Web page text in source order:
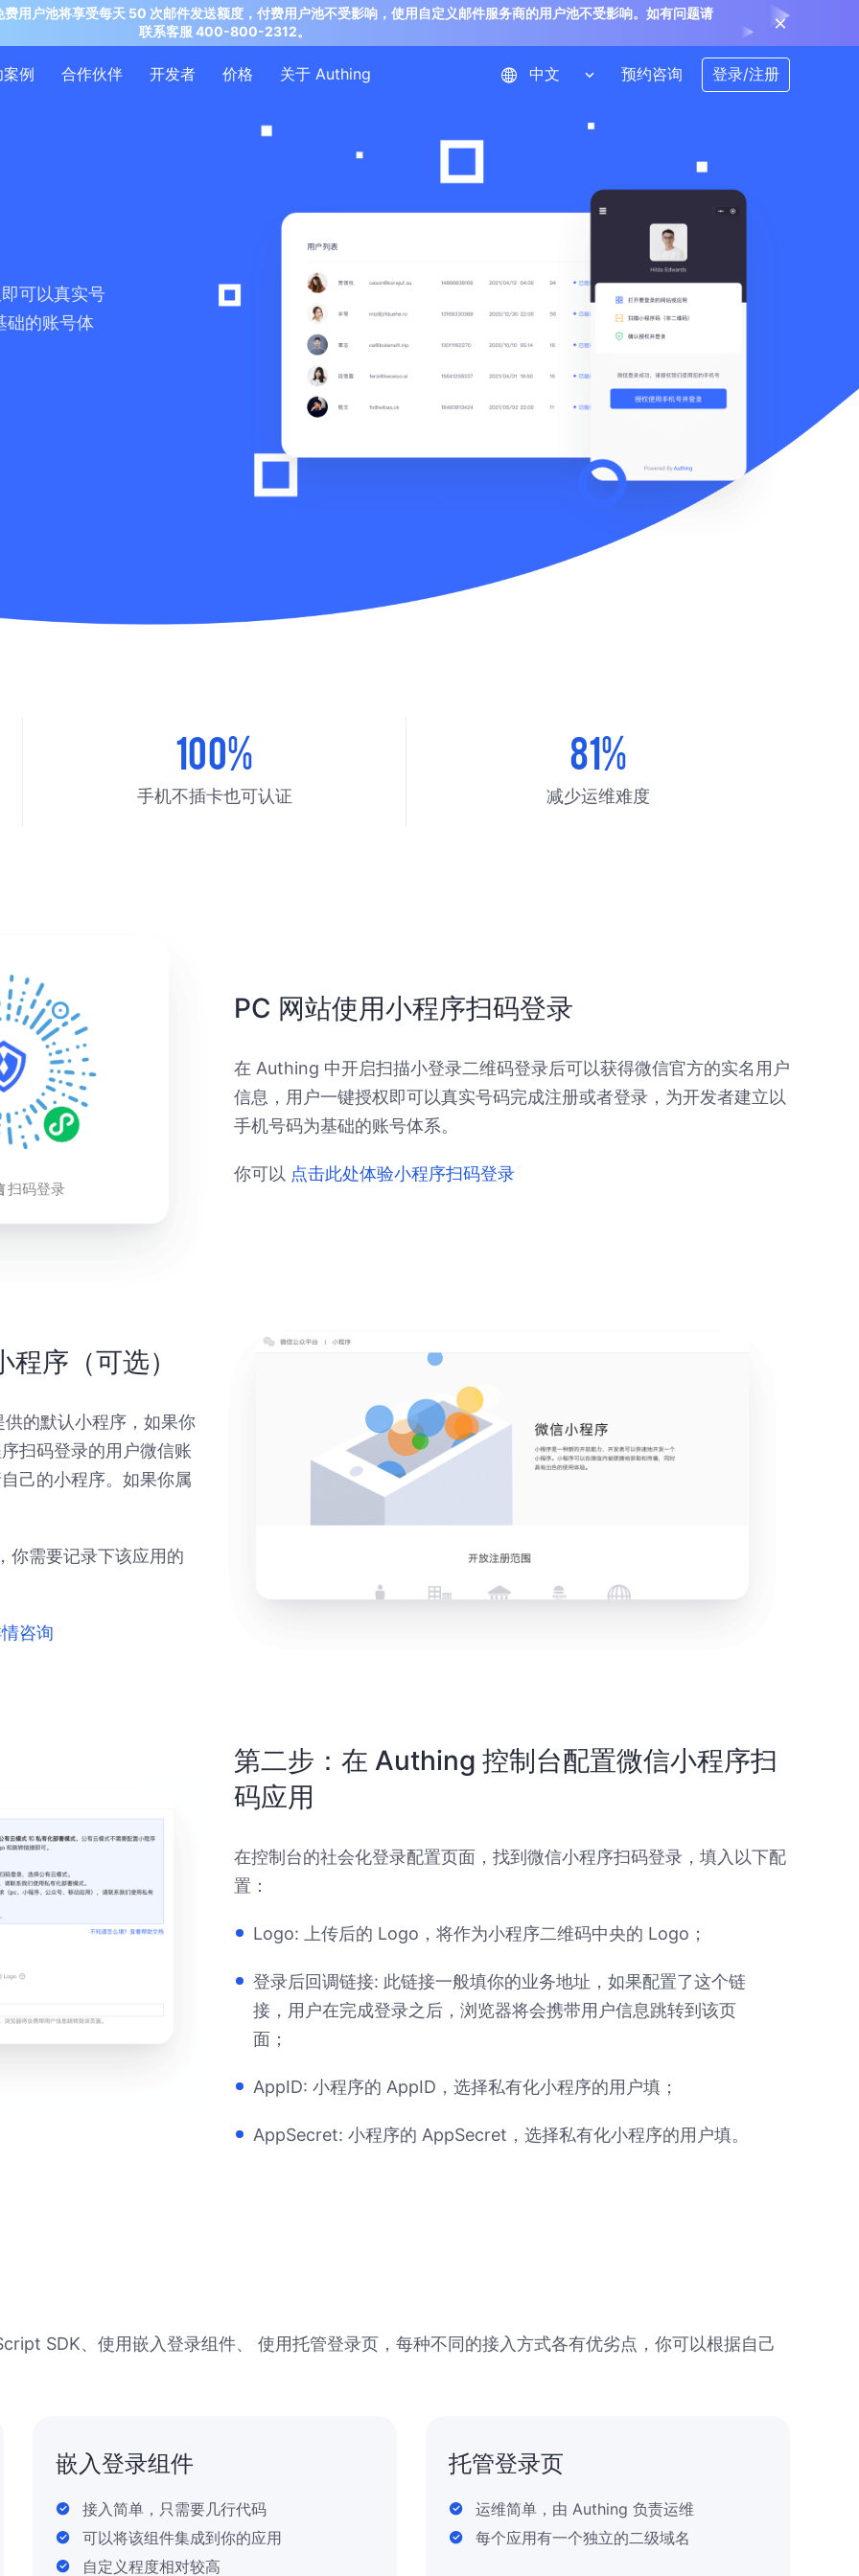
用户池将享受每天 50 次邮件发送额度，付费用户池不受影响，使用自定义邮件服务商的用户池不受影响。如有问题请
联系客服 400-800-2312。
例 合作伙伴 开发者 价格 关于 Authing 预约咨询 登录/注册
可以真实号
础的账号体
100%
手机不插卡也可认证
81%
减少运维难度
PC 网站使用小程序扫码登录
在 Authing 中开启扫描小登录二维码登录后可以获得微信官方的实名用户
信息，用户一键授权即可以真实号码完成注册或者登录，为开发者建立以
手机号码为基础的账号体系。
你可以 点击此处体验小程序扫码登录
扫码登录
序（可选）
的默认小程序，如果你
扫码登录的用户微信账
己的小程序。如果你属
你需要记录下该应用的
咨询
第二步：在 Authing 控制台配置微信小程序扫
码应用
在控制台的社会化登录配置页面，找到微信小程序扫码登录，填入以下配
置：
Logo: 上传后的 Logo，将作为小程序二维码中央的 Logo；
登录后回调链接: 此链接一般填你的业务地址，如果配置了这个链
接，用户在完成登录之后，浏览器将会携带用户信息跳转到该页
面；
AppID: 小程序的 AppID，选择私有化小程序的用户填；
AppSecret: 小程序的 AppSecret，选择私有化小程序的用户填。
SDK、使用嵌入登录组件、 使用托管登录页，每种不同的接入方式各有优劣点，你可以根据自己
嵌入登录组件
接入简单，只需要几行代码
可以将该组件集成到你的应用
自定义程度相对较高
托管登录页
运维简单，由 Authing 负责运维
每个应用有一个独立的二级域名